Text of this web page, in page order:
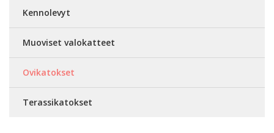
Kennolevyt
Muoviset valokatteet
Ovikatokset
Terassikatokset